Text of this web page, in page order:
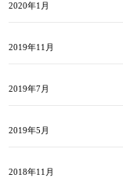
2020年1月
2019年11月
2019年7月
2019年5月
2018年11月